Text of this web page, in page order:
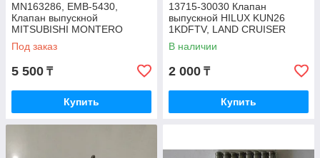
MN163286, EMB-5430,
Клапан выпускной
MITSUBISHI MONTERO
V77W, MITSUBISHI PAJERO
V77W 6G75 V-3.8, DOKURO
Под заказ
5 500 ₸
Купить
13715-30030 Клапан
выпускной HILUX KUN26
1KDFTV, LAND CRUISER
PRADO KDJ120, LAND
CRUISER PRADO KDJ95
В наличии
2 000 ₸
Купить